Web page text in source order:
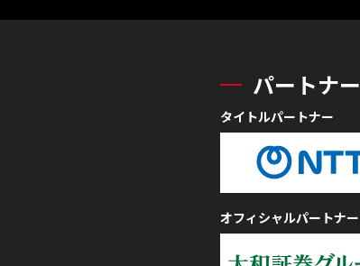
パートナー
タイトルパートナー
オフィシャルパートナー